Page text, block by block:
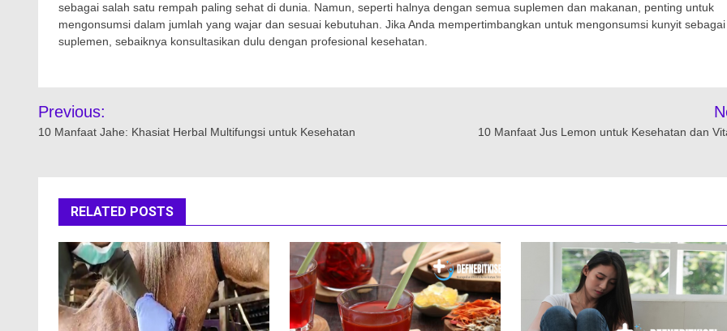
sebagai salah satu rempah paling sehat di dunia. Namun, seperti halnya dengan semua suplemen dan makanan, penting untuk
mengonsumsi dalam jumlah yang wajar dan sesuai kebutuhan. Jika Anda mempertimbangkan untuk mengonsumsi kunyit sebagai
suplemen, sebaiknya konsultasikan dulu dengan profesional kesehatan.
Navigasi
pos
Previous:
10 Manfaat Jahe: Khasiat Herbal Multifungsi untuk Kesehatan 10 Manfaat Jus Lemon untuk Kesehatan dan
RELATED POSTS